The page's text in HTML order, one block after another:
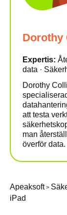
Dorothy
Expertis:
data ·
Dorothy
att testa
man
överför data.
Apeaksoft>
iPad